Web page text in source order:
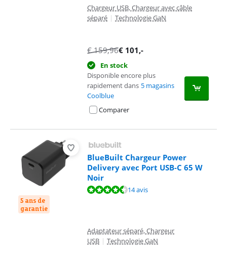
Chargeur USB, Chargeur avec câble
séparé | Technologie GaN
€159,96€ 101,-
En stock
Disponible encore plus
rapidement dans 5 magasins
Coolblue
Comparer
5 ans de
garantie
BlueBuilt Chargeur Power
Delivery avec Port USB-C 65 W
Noir
La note est de 9,0 sur 10, basée sur 14 avis.14 avis
Adaptateur séparé, Chargeur
USB | Technologie GaN